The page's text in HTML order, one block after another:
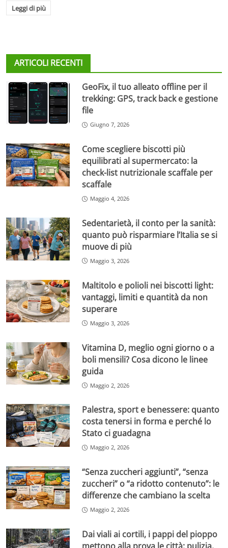
Leggi di più
ARTICOLI RECENTI
GeoFix, il tuo alleato offline per il
trekking: GPS, track back e gestione
file
Giugno 7, 2026
Come scegliere biscotti più
equilibrati al supermercato: la
check-list nutrizionale scaffale per
scaffale
Maggio 4, 2026
Sedentarietà, il conto per la sanità:
quanto può risparmiare l’Italia se si
muove di più
Maggio 3, 2026
Maltitolo e polioli nei biscotti light:
vantaggi, limiti e quantità da non
superare
Maggio 3, 2026
Vitamina D, meglio ogni giorno o a
boli mensili? Cosa dicono le linee
guida
Maggio 2, 2026
Palestra, sport e benessere: quanto
costa tenersi in forma e perché lo
Stato ci guadagna
Maggio 2, 2026
“Senza zuccheri aggiunti”, “senza
zuccheri” o “a ridotto contenuto”: le
differenze che cambiano la scelta
Maggio 2, 2026
Dai viali ai cortili, i pappi del pioppo